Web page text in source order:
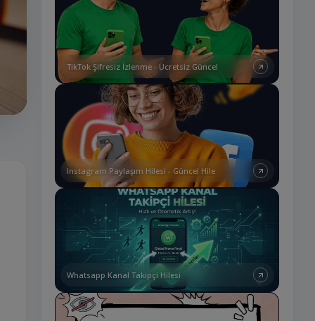
TikTok Şifresiz İzlenme - Ücretsiz Güncel
Instagram Paylaşım Hilesi - Güncel Hile
Whatsapp Kanal Takipçi Hilesi